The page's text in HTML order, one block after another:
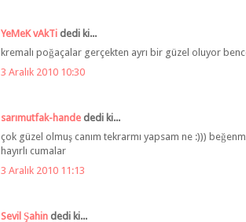
YeMeK vAkTi dedi ki...
kremalı poğaçalar gerçekten ayrı bir güzel oluyor
3 Aralık 2010 10:30
sarımutfak-hande dedi ki...
çok güzel olmuş canım tekrarmı yapsam ne :)))
hayırlı cumalar
3 Aralık 2010 11:13
Sevil Şahin dedi ki...